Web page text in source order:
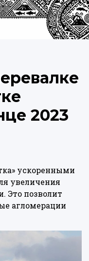
2023
ускоренными
увеличения
Это позволит
агломерации